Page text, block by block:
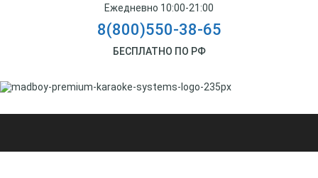
Ежедневно 10:00-21:00
8(800)550-38-65
БЕСПЛАТНО ПО РФ